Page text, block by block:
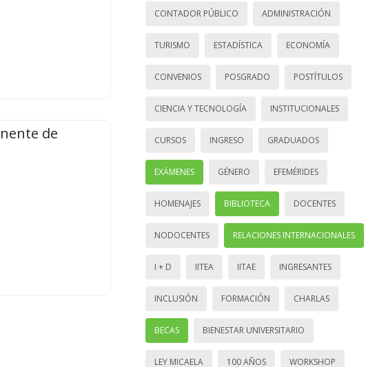
de
CONTADOR PÚBLICO ADMINISTRACIÓN
TURISMO ESTADÍSTICA ECONOMÍA
CONVENIOS POSGRADO POSTÍTULOS
CIENCIA Y TECNOLOGÍA INSTITUCIONALES
CURSOS INGRESO GRADUADOS
EXÁMENES GÉNERO EFEMÉRIDES
HOMENAJES BIBLIOTECA DOCENTES
NODOCENTES RELACIONES INTERNACIONALES
I + D IITEA IITAE INGRESANTES
INCLUSIÓN FORMACIÓN CHARLAS
BECAS BIENESTAR UNIVERSITARIO
LEY MICAELA 100 AÑOS WORKSHOP